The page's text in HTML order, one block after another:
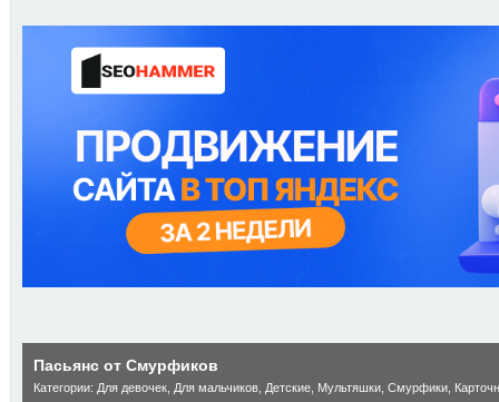
Пасьянс от Смурфиков
Категории: Для девочек Для мальчиков Детские Мультяшки Смурфики